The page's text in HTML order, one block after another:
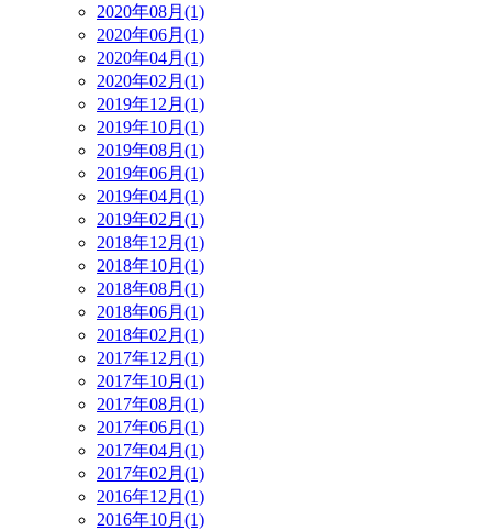
2020年08月(1)
2020年06月(1)
2020年04月(1)
2020年02月(1)
2019年12月(1)
2019年10月(1)
2019年08月(1)
2019年06月(1)
2019年04月(1)
2019年02月(1)
2018年12月(1)
2018年10月(1)
2018年08月(1)
2018年06月(1)
2018年02月(1)
2017年12月(1)
2017年10月(1)
2017年08月(1)
2017年06月(1)
2017年04月(1)
2017年02月(1)
2016年12月(1)
2016年10月(1)